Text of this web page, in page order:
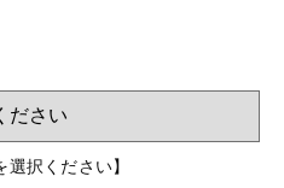
択ください】
差込
クリップ
ブローチピン
カン・小判カン
具】 指輪